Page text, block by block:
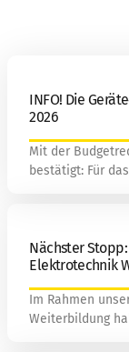
INFO! Die
2026
Mit der
bestätigt: Für
Nächster
Elektrotechnik
Im Rahmen
Weiterbildung